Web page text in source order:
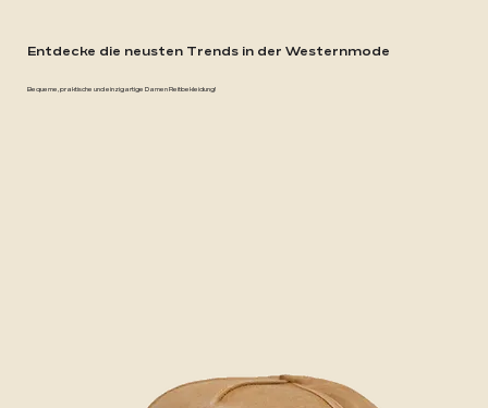
Entdecke die neusten Trends in der Westernmode
Bequeme, praktische und einzigartige Damen Reitbekleidung!